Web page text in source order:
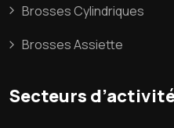
Brosses Cylindriques
Brosses Assiette
Secteurs